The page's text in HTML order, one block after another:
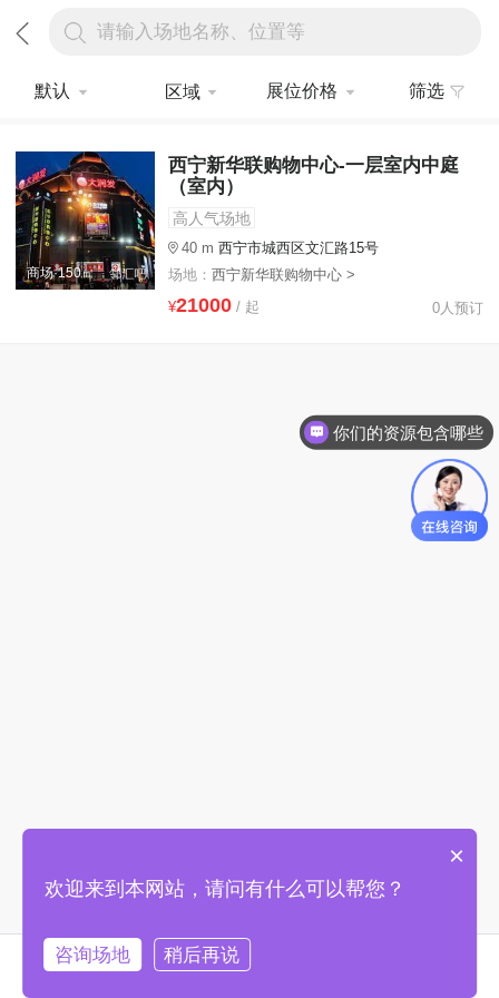
请输入场地名称、位置等
默认 区域 展位价格 筛选
商场·150㎡
西宁新华联购物中心-一层室内中庭
（室内）
高人气场地
40 m 西宁市城西区文汇路15号
场地： 西宁新华联购物中心 >
¥21000/ 起 0人预订
你们的资源包含哪些
×
欢迎来到本网站，请问有什么可以帮您？
咨询场地 稍后再说